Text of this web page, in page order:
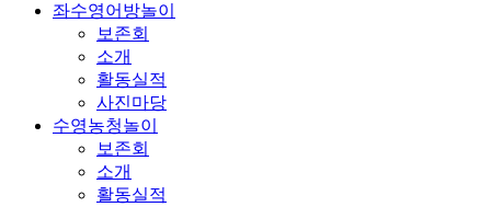
좌수영어방놀이
보존회
소개
활동실적
사진마당
수영농청놀이
보존회
소개
활동실적